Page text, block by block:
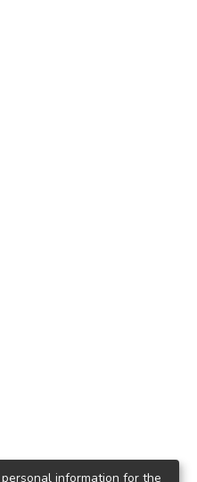
information for the